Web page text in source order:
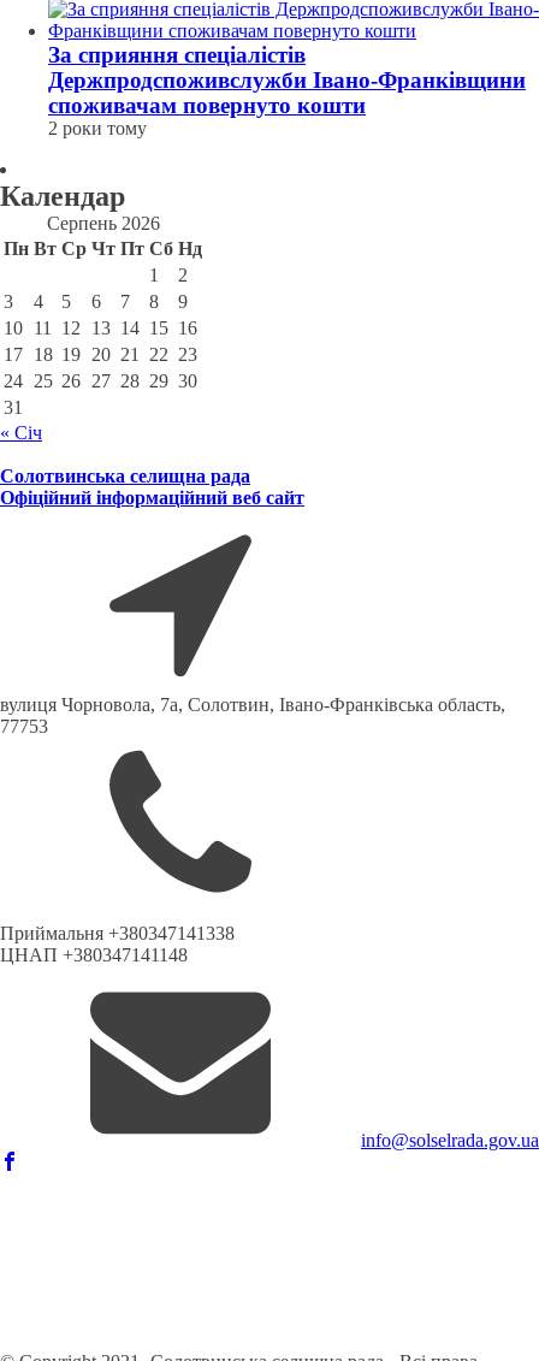
За сприяння спеціалістів
Держпродспоживслужби Івано-Франківщини
споживачам повернуто кошти
2 роки тому
Календар
Серпень 2026
Пн Вт Ср Чт Пт Сб Нд
1
2
3
4 5 6 7 8
9
10 11 12 13 14 15 16
17 18 19 20 21 22 23
24 25 26 27 28 29 30
31
« Січ
Солотвинська селищна рада
Офіційний інформаційний веб сайт
вулиця Чорновола, 7a, Солотвин, Івано-Франківська область,
77753
Приймальня +380347141338
ЦНАП +380347141148
info@solselrada.gov.ua